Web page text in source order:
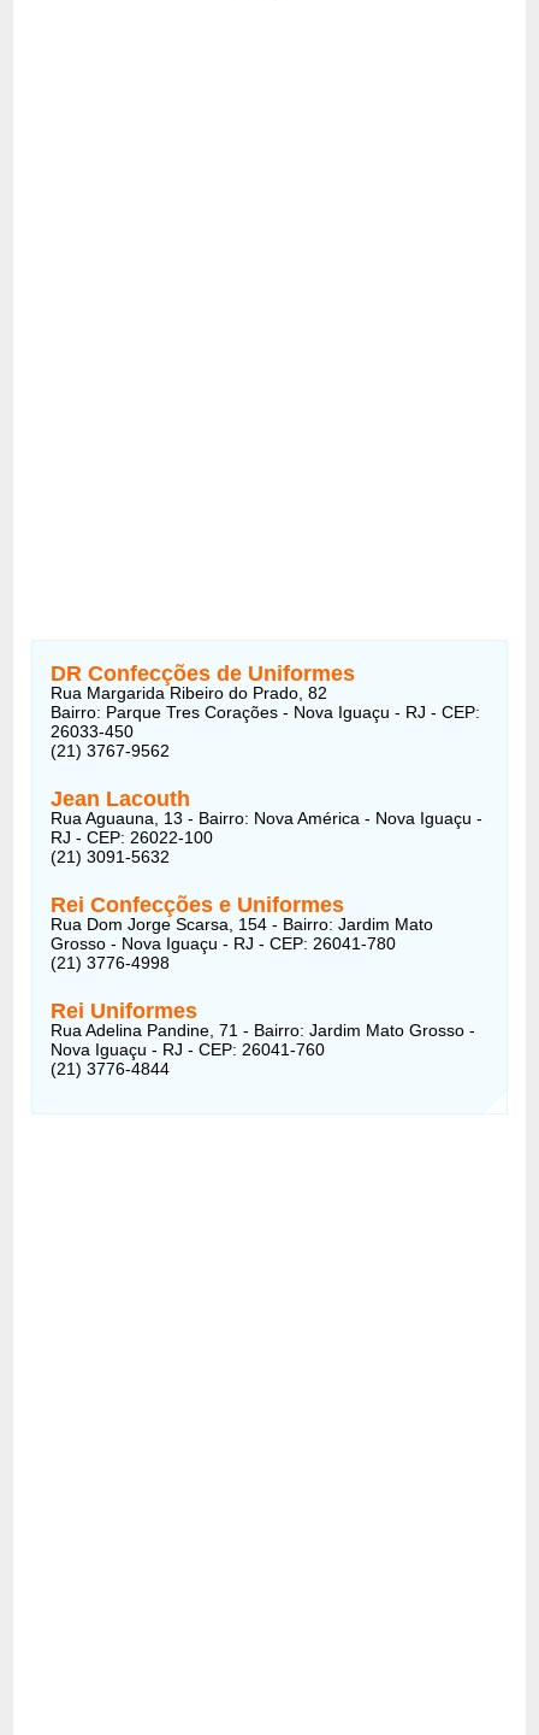
DR Confecções de Uniformes
Rua Margarida Ribeiro do Prado, 82
Bairro: Parque Tres Corações - Nova Iguaçu - RJ - CEP:
26033-450
(21) 3767-9562
Jean Lacouth
Rua Aguauna, 13 - Bairro: Nova América - Nova Iguaçu -
RJ - CEP: 26022-100
(21) 3091-5632
Rei Confecções e Uniformes
Rua Dom Jorge Scarsa, 154 - Bairro: Jardim Mato
Grosso - Nova Iguaçu - RJ - CEP: 26041-780
(21) 3776-4998
Rei Uniformes
Rua Adelina Pandine, 71 - Bairro: Jardim Mato Grosso -
Nova Iguaçu - RJ - CEP: 26041-760
(21) 3776-4844